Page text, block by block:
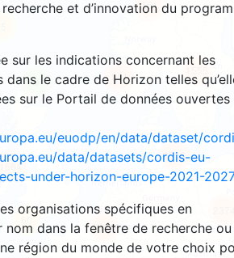
et d’innovation du
sur les indications concernant les
dans le cadre de Horizon telles
sur le Portail de données ouvertes
euodp/en/data/dataset/
data/datasets/cordis-eu-
under-horizon-europe-2021-2027
organisations spécifiques en
nom dans la fenêtre de recherche ou
région du monde de votre choix
9
161
261
60
3553
1564
18680
1555